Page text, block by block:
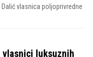
vlasnica poljoprivredne
luksuznih